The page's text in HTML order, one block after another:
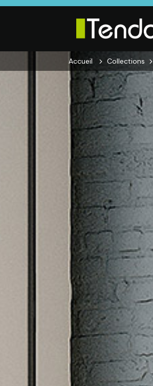
SÉJOUR
Enfilades,
Tables, Chaises,
Meubles TV,
Meubles de
complément
Accueil Collections